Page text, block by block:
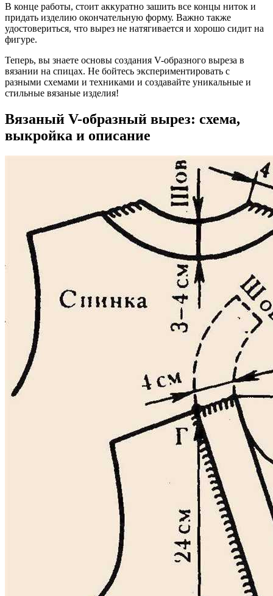
В конце работы, стоит аккуратно зашить все концы ниток и
придать изделию окончательную форму. Важно также
удостовериться, что вырез не натягивается и хорошо сидит на
фигуре.
Теперь, вы знаете основы создания V-образного выреза в
вязании на спицах. Не бойтесь экспериментировать с
разными схемами и техниками и создавайте уникальные и
стильные вязаные изделия!
Вязаный V-образный вырез: схема,
выкройка и описание